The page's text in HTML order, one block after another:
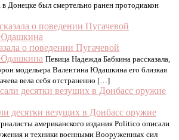
в Донецке был смертельно ранен протодиакон
о поведении Пугачевой
Певица Надежда Бабкина рассказала,
модельера Валентина Юдашкина его близкая
вела себя отстраненно […]
десятки везущих в Донбасс оружие
американского издания Politico описали
и техники военными Вооруженных сил